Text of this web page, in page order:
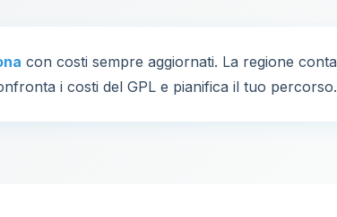
con costi sempre aggiornati. La regione conta
i costi del GPL e pianifica il tuo percorso.